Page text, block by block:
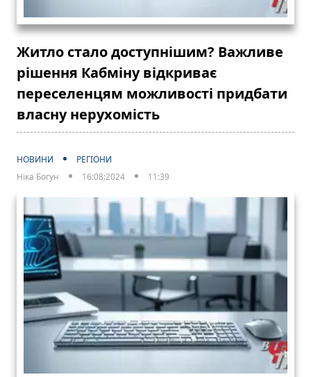
Житло стало доступнішим? Важливе
рішення Кабміну відкриває
переселенцям можливості придбати
власну нерухомість
НОВИНИ
РЕГІОНИ
Ніка Богун
16:08:2024 11:39